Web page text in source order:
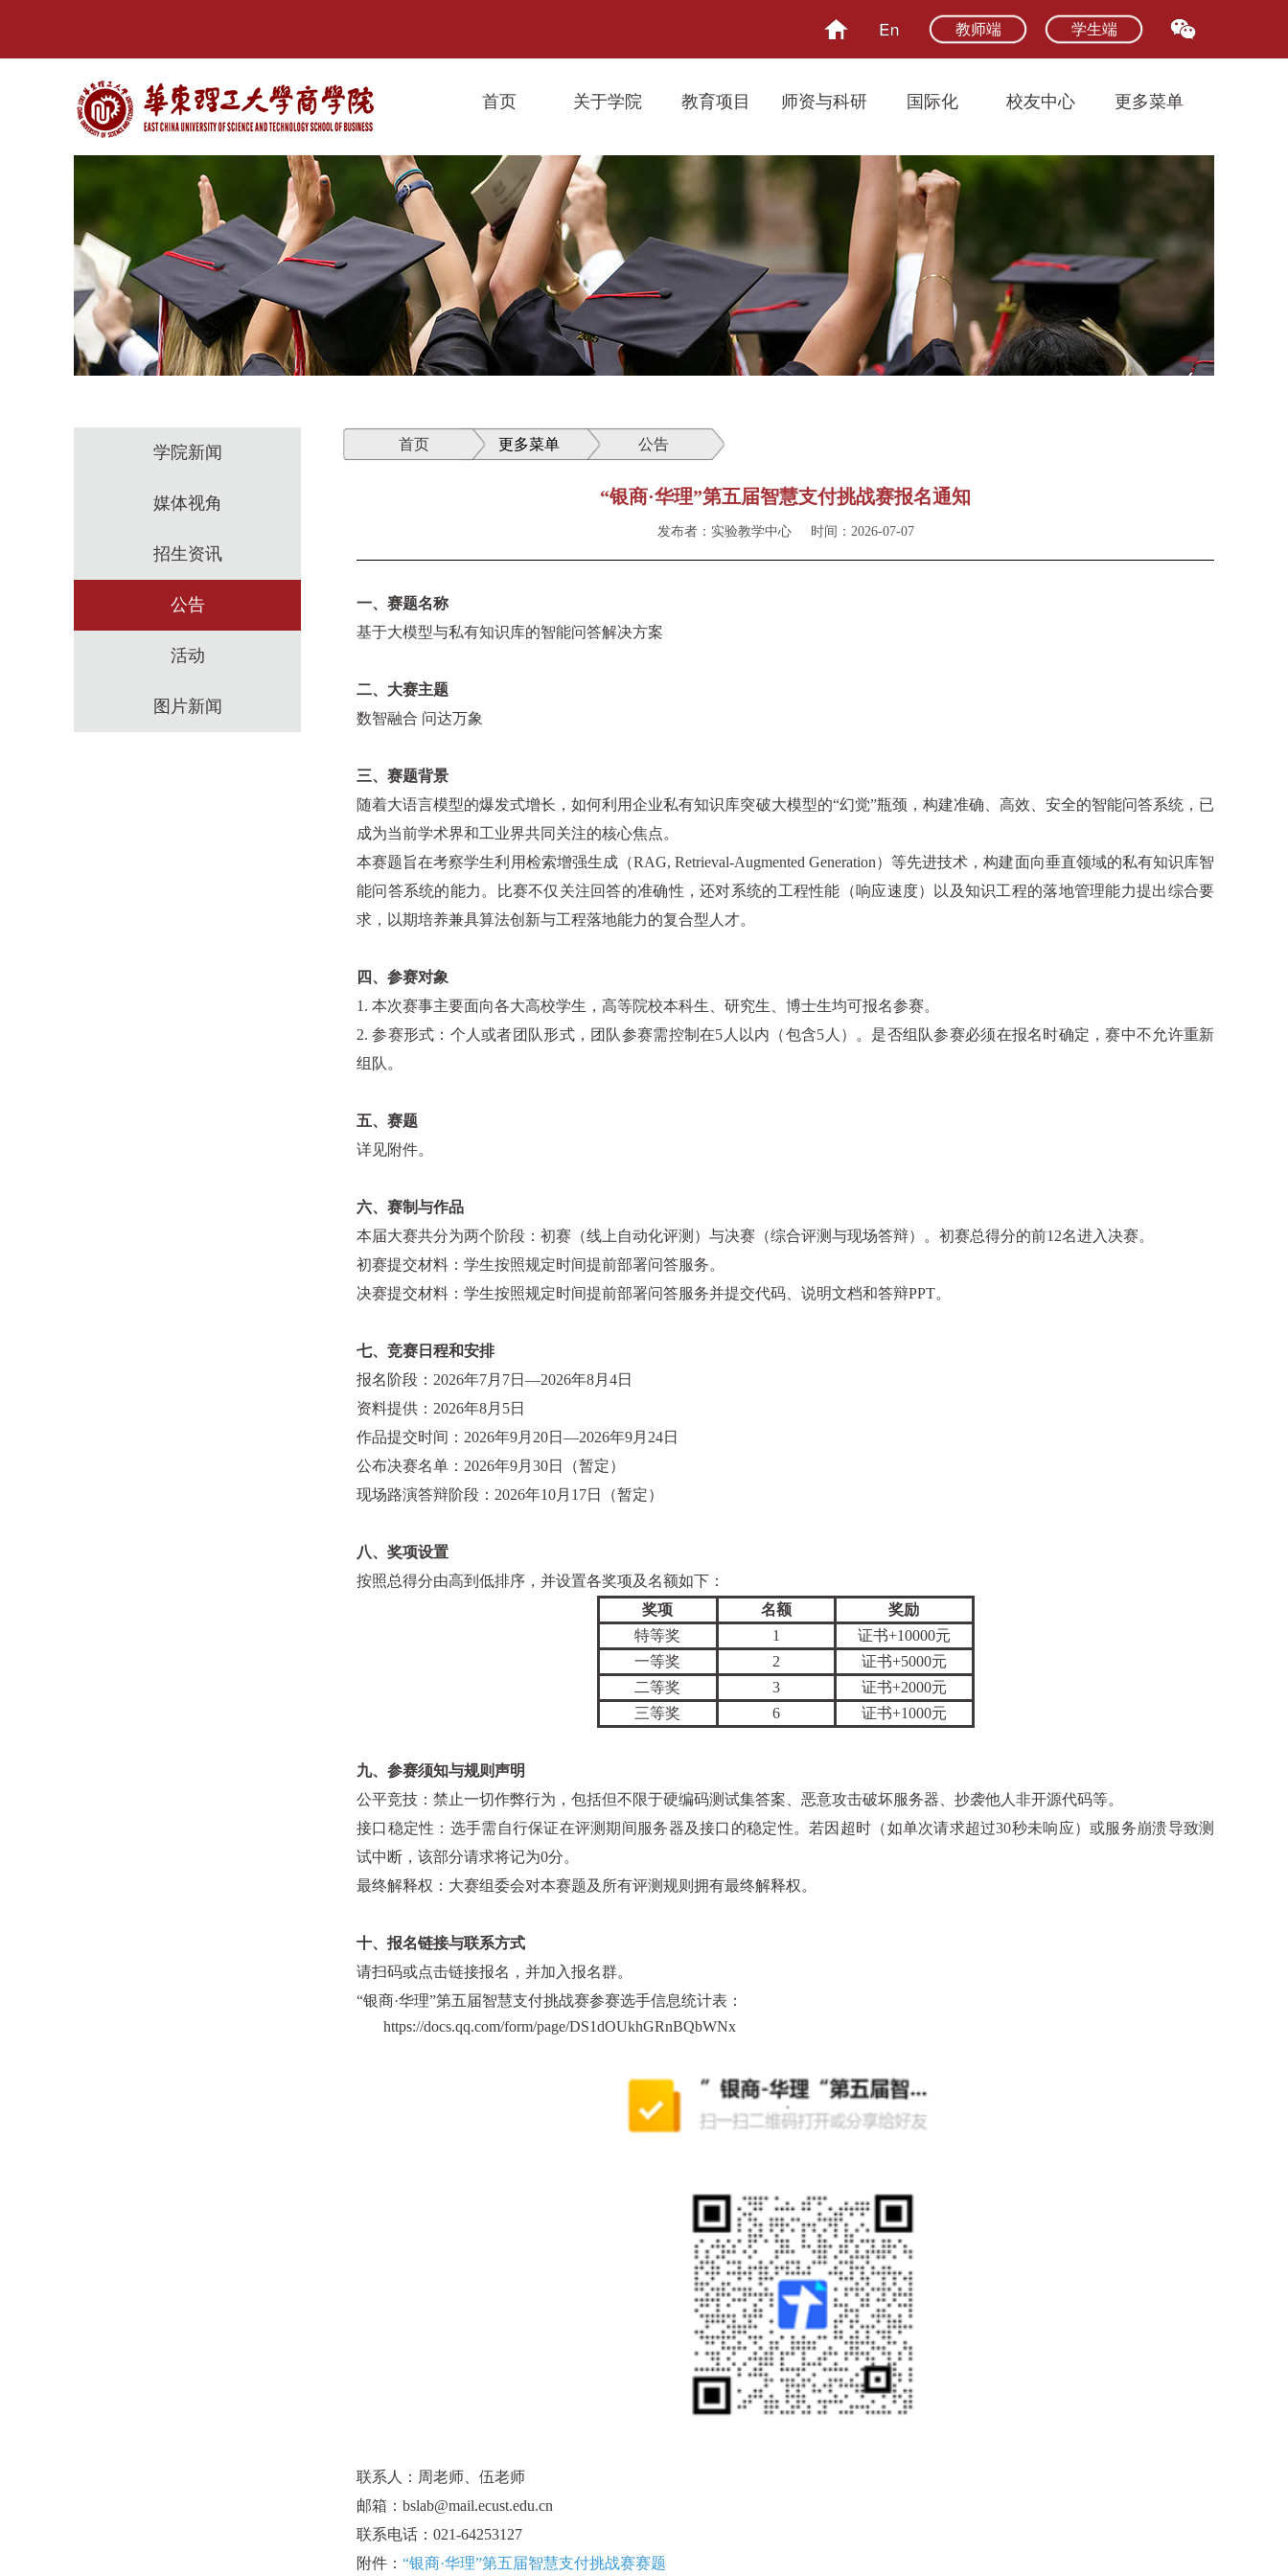
教师端 学生端
首页 关于学院 教育项目 师资与科研 国际化 校友中心 更多菜单
学院新闻
媒体视角
招生资讯
公告
活动
图片新闻
首页 更多菜单 公告
“银商·华理”第五届智慧支付挑战赛报名通知
发布者：实验教学中心 时间：2026-07-07
一、 赛题名称
基于大模型与私有知识库的智能问答解决方案
二、 大赛主题
数智融合 问达万象
三、 赛题背景
随着大语言模型的爆发式增长，如何利用企业私有知识库突破大模型的“幻觉”瓶颈，构建准确、高效、安全的智能问答系统，已
成为当前学术界和工业界共同关注的核心焦点。
本赛题旨在考察学生利用检索增强生成（RAG, Retrieval-Augmented Generation）等先进技术，构建面向垂直领域的私有知识库智
能问答系统的能力。比赛不仅关注回答的准确性，还对系统的工程性能（响应速度）以及知识工程的落地管理能力提出综合要
求，以期培养兼具算法创新与工程落地能力的复合型人才。
四、 参赛对象
1. 本次赛事主要面向各大高校学生，高等院校本科生、研究生、博士生均可报名参赛。
2.参赛形式：个人或者团队形式，团队参赛需控制在5 人以内（包含5 人）。是否组队参赛必须在报名时确定，赛中不允许重新
组队。
五、 赛题
详见附件。
六、 赛制与作品
本届大赛共分为两个阶段：初赛（线上自动化评测）与决赛（综合评测与现场答辩）。初赛总得分的前12名进入决赛。
初赛提交材料：学生按照规定时间提前部署问答服务。
决赛提交材料：学生按照规定时间提前部署问答服务并提交代码、说明文档和答辩PPT。
七、 竞赛日程和安排
报名阶段： 2026年7月 7日—2026年8月 4日
资料提供： 2026年8月 5日
作品提交时间： 2026年9月 20日—2026年9月 24日
公布决赛名单： 2026年9月 30日（暂定）
现场路演答辩阶段： 2026年10月 17日（暂定）
八、 奖项设置
按照总得分由高到低排序，并设置各奖项及名额如下：
奖项
名额
奖励
特等奖
1 证书+10000元
一等奖
2 证书+5000元
二等奖
3 证书+2000元
三等奖
6 证书+1000元
九、 参赛须知与规则声明
公平竞技：禁止一切作弊行为，包括但不限于硬编码测试集答案、恶意攻击破坏服务器、抄袭他人非开源代码等。
接口稳定性：选手需自行保证在评测期间服务器及接口的稳定性。若因超时（如单次请求超过30秒未响应）或服务崩溃导致测
试中断，该部分请求将记为0分。
最终解释权：大赛组委会对本赛题及所有评测规则拥有最终解释权。
十、 报名链接与联系方式
请扫码或点击链接报名，并加入报名群。
“银商·华理”第五届智慧支付挑战赛参赛选手信息统计表：
https://docs.qq.com/form/page/DS1dOUkhGRnBQbWNx
联系人：周老师、伍老师
邮箱： bslab@mail.ecust.edu.cn
联系电话：021-64253127
附件： “银商·华理”第五届智慧支付挑战赛赛题